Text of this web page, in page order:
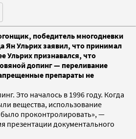
победитель многодневки
Ян Ульрих заявил, что принимал
Ульрих признавался, что
допинг — переливание
препараты не
Это началось в 1996 году. Когда
вещества, использование
проконтролировать», —
презентации документального